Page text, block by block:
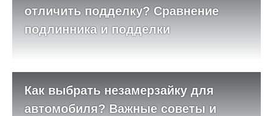
отличить подделку? Сравнение
подлинника и подделки
Как выбрать незамерзайку для
автомобиля? Важные советы и